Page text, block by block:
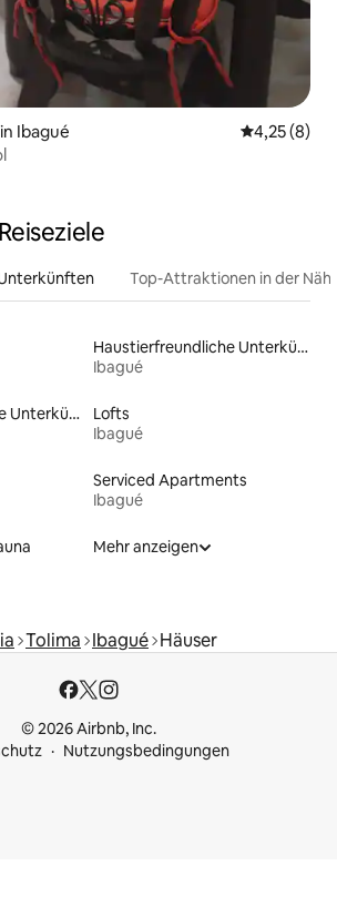
Ibagué
4,25 (8)
Top-Attraktionen in der
Haustierfreundliche Unterkünfte
Ibagué
Familienfreundliche Unterkünfte
Lofts
Ibagué
Serviced Apartments
Ibagué
Mehr anzeigen
Tolima Ibagué Häuser
© 2026 Airbnb, Inc.
Nutzungsbedingungen